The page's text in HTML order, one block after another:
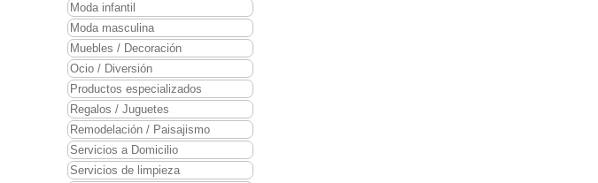
Moda infantil
Moda masculina
Muebles / Decoración
Ocio / Diversión
Productos especializados
Regalos / Juguetes
Remodelación / Paisajismo
Servicios a Domicilio
Servicios de limpieza